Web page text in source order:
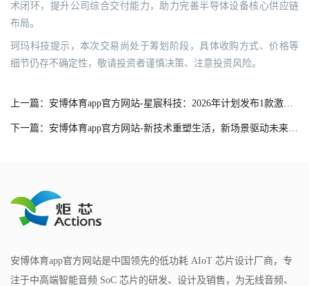
术闭环，提升公司综合交付能力，助力完善半导体设备核心供应链
布局。
珂玛科技提示，本次交易尚处于筹划阶段，具体收购方式、价格等
细节仍存不确定性，敬请投资者谨慎决策、注意投资风险。
上一篇：安博体育app官方网站-星宸科技：2026年计划发布1款激光雷达芯片及3款12nm芯片
下一篇：安博体育app官方网站-新技术重塑生活，新场景驱动未来——CITE2026将于4月盛大启幕
安博体育app官方网站是中国领先的低功耗 AIoT 芯片设计厂商，专
注于中高端智能音频 SoC 芯片的研发、设计及销售，为无线音频、